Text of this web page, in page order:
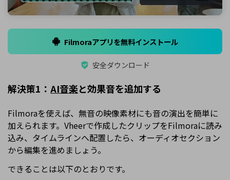
Filmoraアプリを無料インストール
安全ダウンロード
解決策1： AI音楽と効果音を追加する
Filmoraを使えば、無音の映像素材にも音の演出を簡単に
加えられます。Vheerで作成したクリップをFilmoraに読み
込み、タイムラインへ配置したら、オーディオセクション
から編集を進めましょう。
できることは以下のとおりです。